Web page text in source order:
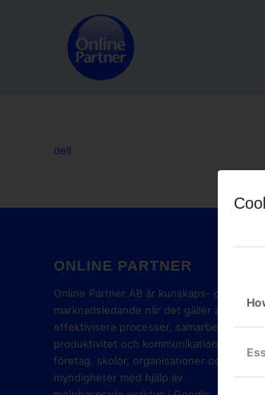
dell
ONLINE PARTNER
Online Partner AB är kunskaps- och
marknadsledande när det gäller att
effektivisera processer, samarbete,
produktivitet och kommunikation i
företag, skolor, organisationer och
myndigheter med hjälp av